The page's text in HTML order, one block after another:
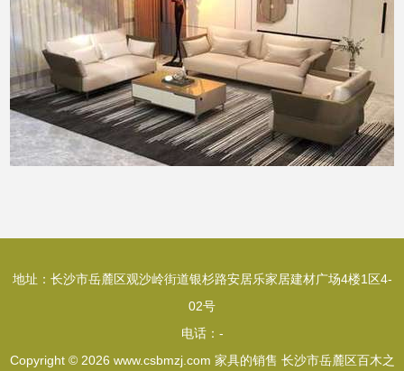
地址：长沙市岳麓区观沙岭街道银杉路安居乐家居建材广场4楼1区4-
02号
电话：-
Copyright © 2026 www.csbmzj.com 家具的销售 长沙市岳麓区百木之